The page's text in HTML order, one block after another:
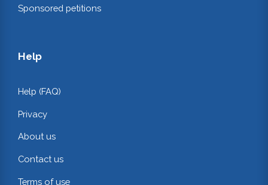
Sponsored petitions
Help
Help (FAQ)
Privacy
About us
Contact us
Terms of use